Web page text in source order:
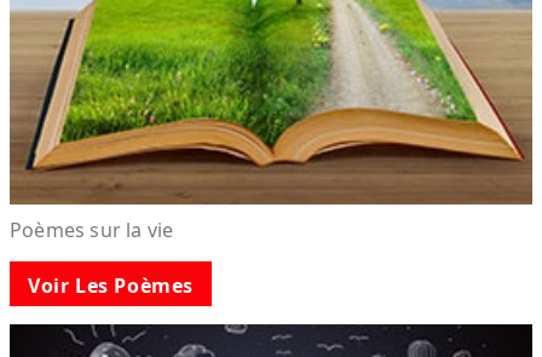
Poèmes sur la vie
Voir Les Poèmes